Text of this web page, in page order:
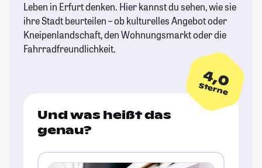
Leben in Erfurt denken. Hier kannst du sehen, wie sie
ihre Stadt beurteilen – ob kulturelles Angebot oder
Kneipenlandschaft, den Wohnungsmarkt oder die
Fahrradfreundlichkeit.
4,0
Sterne
Und was heißt das
genau?